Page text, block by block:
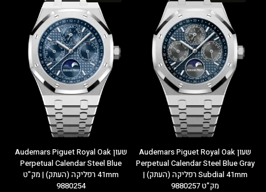
שעון Audemars Piguet Royal Oak
Perpetual Calendar Steel Blue Gray
Subdial 41mm רפליקה (העתק) |
מק"ט 9880257
שעון Audemars Piguet Royal Oak
Perpetual Calendar Steel Blue
41mm רפליקה (העתק) | מק"ט
9880254